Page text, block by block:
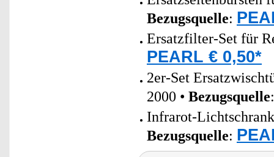
Bezugsquelle:
Ersatzfilter-Set für
PEARL € 0,50*
2er-Set
2000 • Bezugsquelle
Infrarot-
Bezugsquelle: